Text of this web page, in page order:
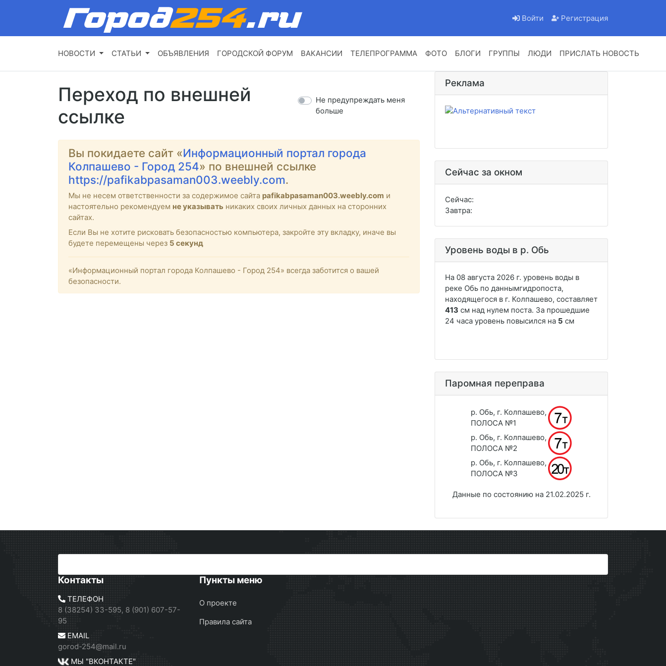
Войти Регистрация
НОВОСТИ СТАТЬИ ОБЪЯВЛЕНИЯ ГОРОДСКОЙ ФОРУМ ВАКАНСИИ ТЕЛЕПРОГРАММА ФОТО БЛОГИ ГРУППЫ ЛЮДИ ПРИСЛАТЬ НОВОСТЬ
Переход по внешней
ссылке
Не предупреждать меня
больше
Вы покидаете сайт «Информационный портал города
Колпашево - Город 254» по внешней ссылке
https://pafikabpasaman003.weebly.com.
Мы не несем ответственности за содержимое сайта pafikabpasaman003.weebly.com и
настоятельно рекомендуем не указывать никаких своих личных данных на сторонних
сайтах.
Если Вы не хотите рисковать безопасностью компьютера, закройте эту вкладку, иначе вы
будете перемещены через 4 секунд
«Информационный портал города Колпашево - Город 254» всегда заботится о вашей
безопасности.
Реклама
Сейчас за окном
Сейчас:
Завтра:
Уровень воды в р. Обь
Паромная переправа
р. Обь, г. Колпашево,
ПОЛОСА №1
р. Обь, г. Колпашево,
ПОЛОСА №2
р. Обь, г. Колпашево,
ПОЛОСА №3
Данные по состоянию на 21.02.2025 г.
Контакты
ТЕЛЕФОН
8 (38254) 33-595, 8 (901) 607-57-
95
EMAIL
gorod-254@mail.ru
МЫ "ВКОНТАКТЕ"
Пункты меню
О проекте
Правила сайта